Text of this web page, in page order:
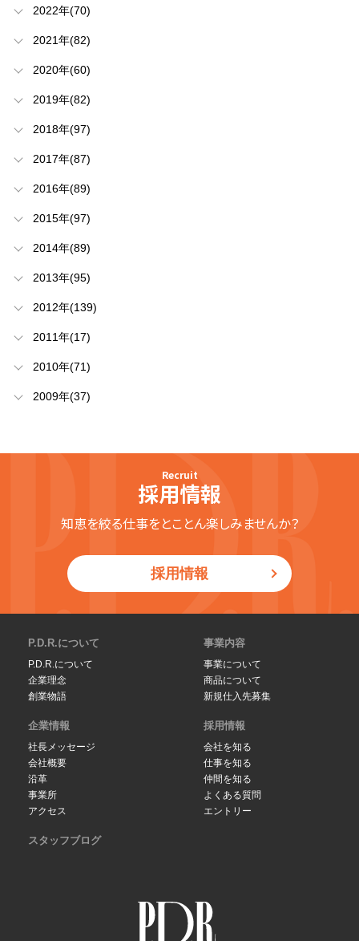
2022年(70)
2021年(82)
2020年(60)
2019年(82)
2018年(97)
2017年(87)
2016年(89)
2015年(97)
2014年(89)
2013年(95)
2012年(139)
2011年(17)
2010年(71)
2009年(37)
Recruit
採用情報
知恵を絞る仕事をとことん楽しみませんか？
採用情報
P.D.R.について
P.D.R.について
企業理念
創業物語
事業内容
事業について
商品について
新規仕入先募集
企業情報
社長メッセージ
会社概要
沿革
事業所
アクセス
採用情報
会社を知る
仕事を知る
仲間を知る
よくある質問
エントリー
スタッフブログ